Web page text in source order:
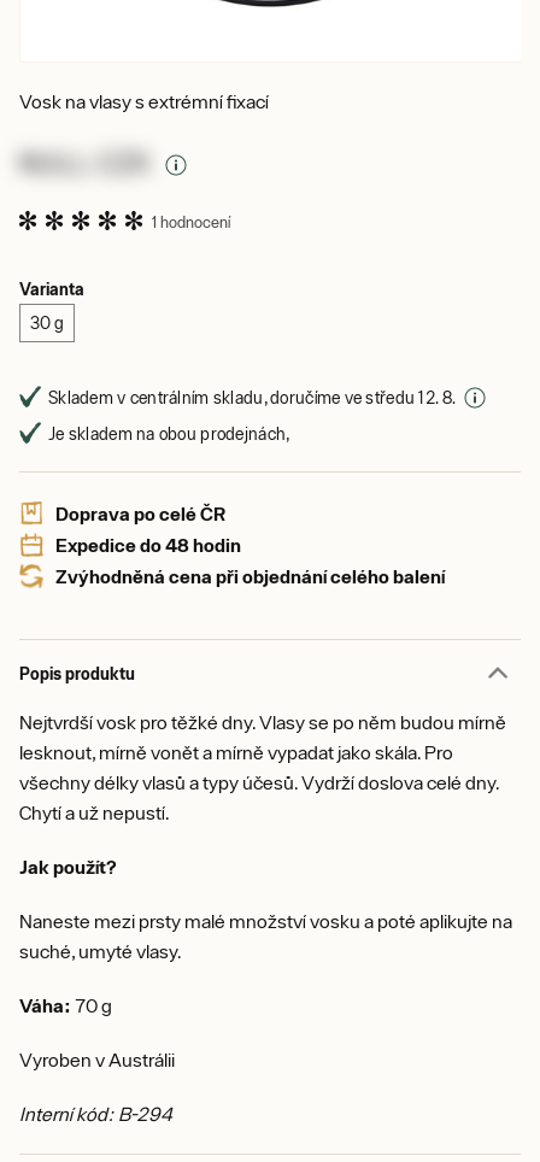
Vosk na vlasy s extrémní fixací
NULL CZK
1 hodnocení
Varianta
30 g
Skladem v centrálním skladu, doručíme ve středu 12. 8.
Je skladem na obou prodejnách,
Doprava po celé ČR
Expedice do 48 hodin
Zvýhodněná cena při objednání celého balení
Popis produktu
Nejtvrdší vosk pro těžké dny. Vlasy se po něm budou mírně
lesknout, mírně vonět a mírně vypadat jako skála. Pro
všechny délky vlasů a typy účesů. Vydrží doslova celé dny.
Chytí a už nepustí.
Jak použít?
Naneste mezi prsty malé množství vosku a poté aplikujte na
suché, umyté vlasy.
Váha: 70 g
Vyroben v Austrálii
Interní kód: B-294